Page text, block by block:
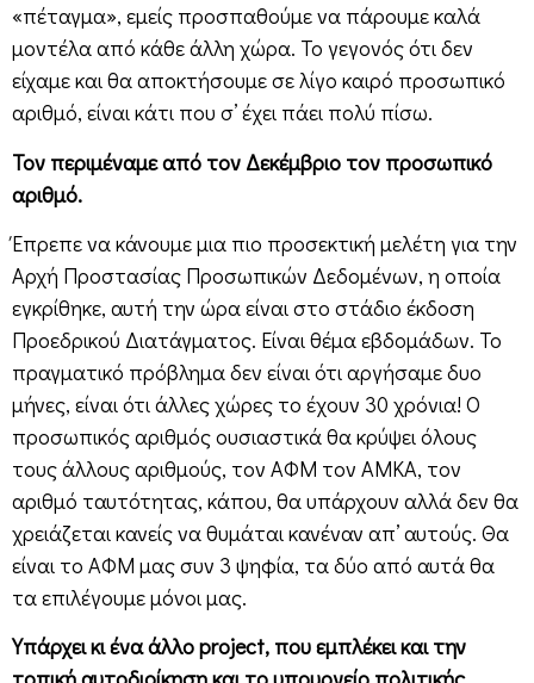
«πέταγμα», εμείς προσπαθούμε να πάρουμε καλά
μοντέλα από κάθε άλλη χώρα. Το γεγονός ότι δεν
είχαμε και θα αποκτήσουμε σε λίγο καιρό προσωπικό
αριθμό, είναι κάτι που σ’ έχει πάει πολύ πίσω.
Τον περιμέναμε από τον Δεκέμβριο τον προσωπικό
αριθμό.
Έπρεπε να κάνουμε μια πιο προσεκτική μελέτη για την
Αρχή Προστασίας Προσωπικών Δεδομένων, η οποία
εγκρίθηκε, αυτή την ώρα είναι στο στάδιο έκδοση
Προεδρικού Διατάγματος. Είναι θέμα εβδομάδων. Το
πραγματικό πρόβλημα δεν είναι ότι αργήσαμε δυο
μήνες, είναι ότι άλλες χώρες το έχουν 30 χρόνια! Ο
προσωπικός αριθμός ουσιαστικά θα κρύψει όλους
τους άλλους αριθμούς, τον ΑΦΜ τον ΑΜΚΑ, τον
αριθμό ταυτότητας, κάπου, θα υπάρχουν αλλά δεν θα
χρειάζεται κανείς να θυμάται κανέναν απ’ αυτούς. Θα
είναι το ΑΦΜ μας συν 3 ψηφία, τα δύο από αυτά θα
τα επιλέγουμε μόνοι μας.
Υπάρχει κι ένα άλλο project, που εμπλέκει και την